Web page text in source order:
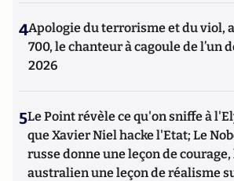
4Apologie du terrorisme et du viol,
700, le chanteur à cagoule de l’un
2026
5Le Point révèle ce qu'on sniffe à
que Xavier Niel hacke l'Etat; Le
russe donne une leçon de courage,
australien une leçon de réalisme